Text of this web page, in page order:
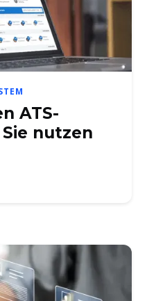
ATS-
nutzen